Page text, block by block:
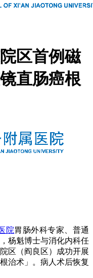
区首例磁
直肠癌根
院胃肠外科专家、普通
杨魁博士与消化内科任
区（阎良区）成功开展
治术」。病人术后恢复